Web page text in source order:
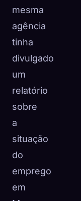
mesma
agência
tinha
divulgado
um
relatório
sobre
a
situação
do
emprego
em